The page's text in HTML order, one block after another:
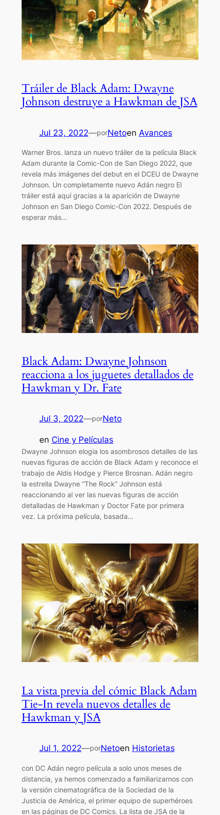
Tráiler de Black Adam: Dwayne
Johnson destruye a Hawkman de JSA
Jul 23, 2022—porNetoen Avances
Warner Bros. lanza un nuevo tráiler de la película Black
Adam durante la Comic-Con de San Diego 2022, que
revela más imágenes del debut en el DCEU de Dwayne
Johnson. Un completamente nuevo Adán negro El
tráiler está aquí gracias a la aparición de Dwayne
Johnson en San Diego Comic-Con 2022. Después de
esperar más…
Black Adam: Dwayne Johnson
reacciona a los juguetes detallados de
Hawkman y Dr. Fate
Jul 3, 2022—porNeto
en Cine y Películas
Dwayne Johnson elogia los asombrosos detalles de las
nuevas figuras de acción de Black Adam y reconoce el
trabajo de Aldis Hodge y Pierce Brosnan. Adán negro
la estrella Dwayne “The Rock” Johnson está
reaccionando al ver las nuevas figuras de acción
detalladas de Hawkman y Doctor Fate por primera
vez. La próxima película, basada…
La vista previa del cómic Black Adam
Tie-In revela nuevos detalles de
Hawkman y JSA
Jul 1, 2022—porNetoen Historietas
con DC Adán negro película a solo unos meses de
distancia, ya hemos comenzado a familiarizarnos con
la versión cinematográfica de la Sociedad de la
Justicia de América, el primer equipo de superhéroes
en las páginas de DC Comics. La lista de JSA de la